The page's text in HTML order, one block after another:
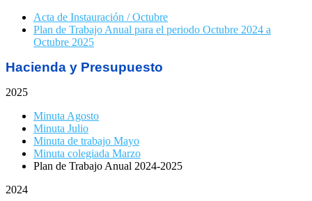
Acta de Instauración / Octubre
Plan de Trabajo Anual para el periodo Octubre 2024 a
Octubre 2025
Hacienda y Presupuesto
2025
Minuta Agosto
Minuta Julio
Minuta de trabajo Mayo
Minuta colegiada Marzo
Plan de Trabajo Anual 2024-2025
2024